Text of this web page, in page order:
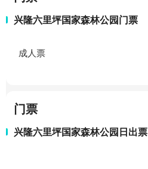
兴隆六里坪国家森林公园门票
成人票
门票
兴隆六里坪国家森林公园日出票